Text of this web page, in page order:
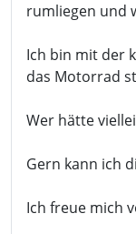
rumliegen und
Ich bin mit der
das Motorrad
Wer hätte
Gern kann ich
Ich freue mich